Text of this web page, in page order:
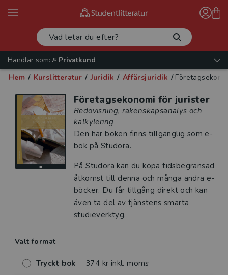
Handlar som:
Privatkund
Hem / Kurslitteratur / Juridik / Affärsjuridik /
Företagsekonomi för jurister
Redovisning, räkenskapsanalys och
kalkylering
Den här boken finns tillgänglig som e-
bok på Studora.
På Studora kan du köpa tidsbegränsad
åtkomst till denna och många andra e-
böcker. Du får tillgång direkt och kan
även ta del av tjänstens smarta
studieverktyg.
Valt format
Tryckt bok 374 kr inkl. moms